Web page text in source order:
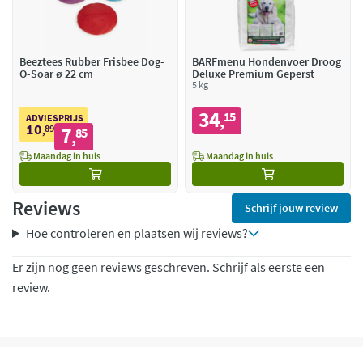
Beeztees Rubber Frisbee Dog-
O-Soar ø 22 cm
ADVIESPRIJS
10,89 7,85
Maandag in huis
BARFmenu Hondenvoer Droog
Deluxe Premium Geperst
5 kg
34,15
Maandag in huis
Reviews Schrijf jouw review
Hoe controleren en plaatsen wij reviews?
Er zijn nog geen reviews geschreven. Schrijf als eerste een
review.